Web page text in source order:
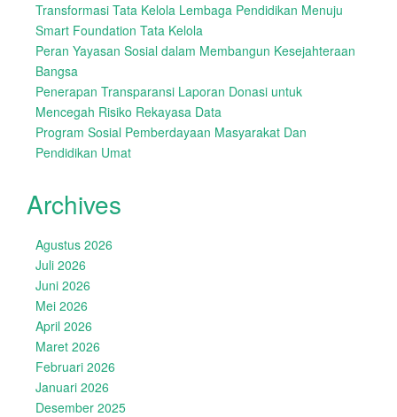
Transformasi Tata Kelola Lembaga Pendidikan Menuju
Smart Foundation Tata Kelola
Peran Yayasan Sosial dalam Membangun Kesejahteraan
Bangsa
Penerapan Transparansi Laporan Donasi untuk
Mencegah Risiko Rekayasa Data
Program Sosial Pemberdayaan Masyarakat Dan
Pendidikan Umat
Archives
Agustus 2026
Juli 2026
Juni 2026
Mei 2026
April 2026
Maret 2026
Februari 2026
Januari 2026
Desember 2025